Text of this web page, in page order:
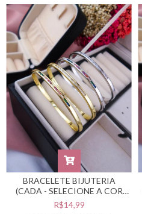
BRACELETE BIJUTERIA
(CADA - SELECIONE A COR
DESEJADA) #PB0301732
R$14,99